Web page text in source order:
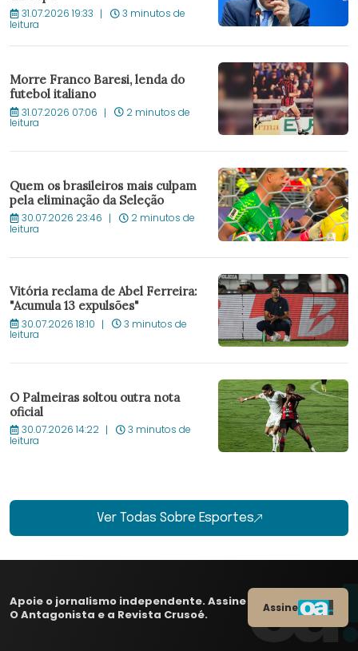
31.07.2026 19:33 3 minutos de
leitura
Morre Franco Baresi, lenda do
futebol italiano
31.07.2026 07:06 2 minutos de
leitura
Quem os brasileiros mais culpam
pela eliminação da Seleção
30.07.2026 23:46 2 minutos de
leitura
Vitória reclama de Abel Ferreira:
"Acumula 13 expulsões"
30.07.2026 18:10 3 minutos de
leitura
O Palmeiras soltou outra nota
oficial
30.07.2026 14:22 3 minutos de
leitura
Ver Todas Sobre Esportes
Apoie o jornalismo independente. Assine
O Antagonista e a Revista Crusoé.
Assine